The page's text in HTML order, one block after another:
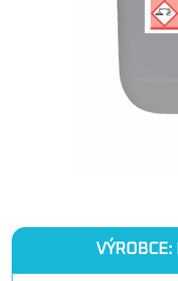
VÝROBCE: